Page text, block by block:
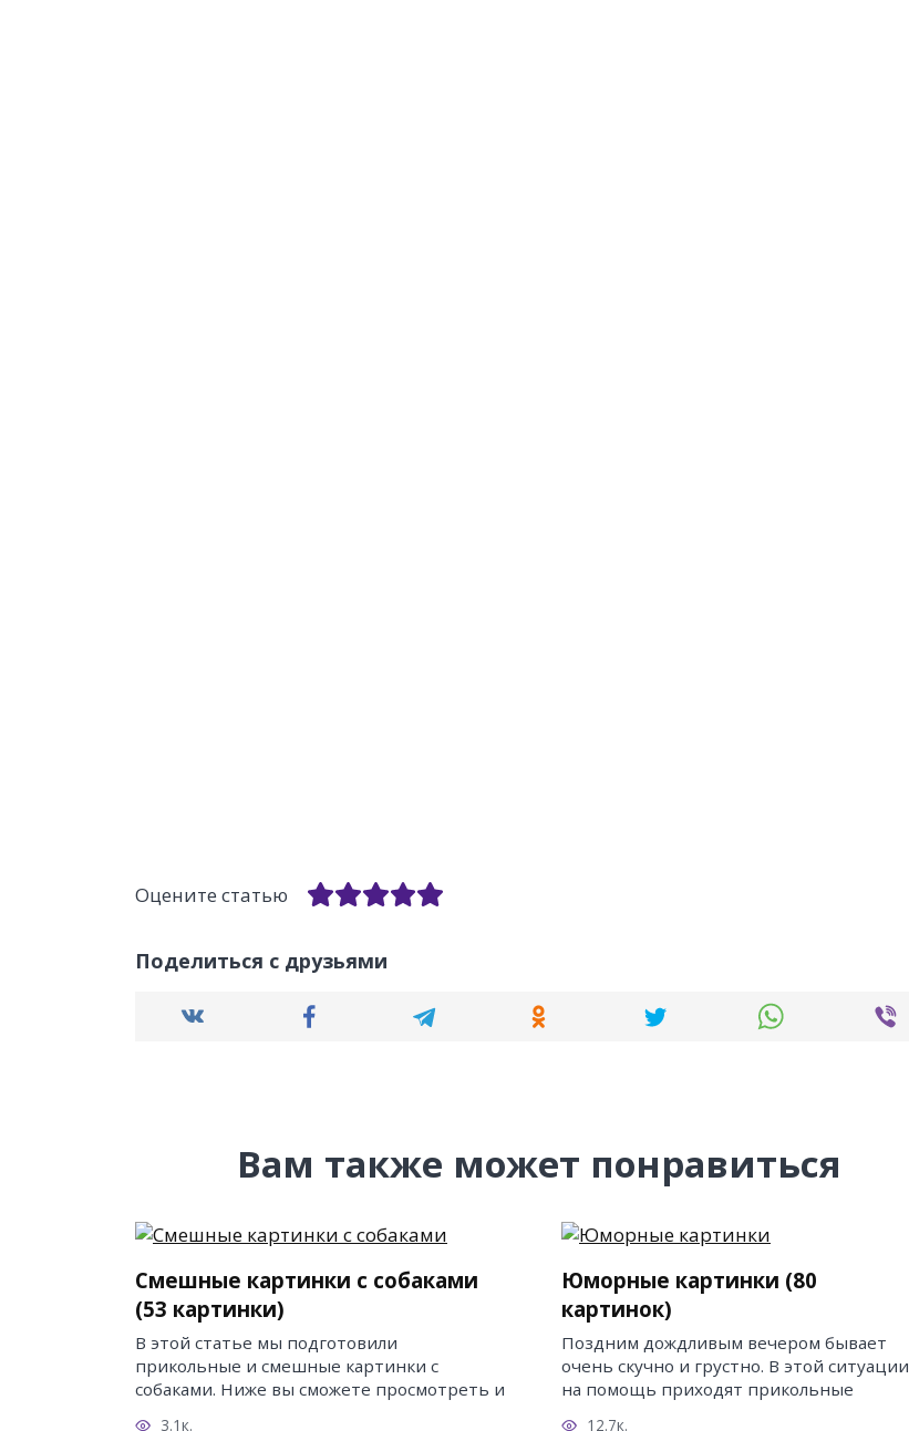
Оцените статью
Поделиться с друзьями
Вам также может понравиться
Смешные картинки с собаками
(53 картинки)
В этой статье мы подготовили
прикольные и смешные картинки с
собаками. Ниже вы сможете просмотреть и
3.1к.
Юморные картинки (80
картинок)
Поздним дождливым вечером бывает
очень скучно и грустно. В этой ситуации
на помощь приходят прикольные
12.7к.